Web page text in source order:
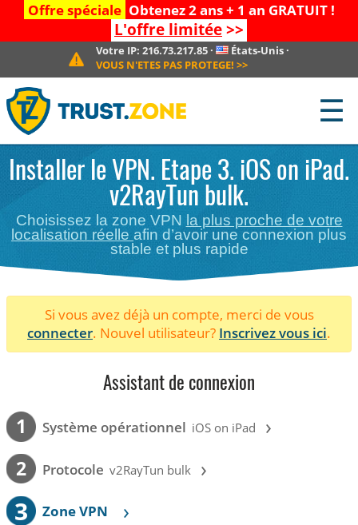
Offre spéciale Obtenez 2 ans + 1 an GRATUIT !
L'offre limitée>>
Votre IP:216.73.217.85 · États-Unis·
VOUS N'ETES PAS PROTEGE! >>
☰
Installer le VPN. Etape 3. iOS on iPad.
v2RayTun bulk.
Choisissez la zone VPN la plus proche de votre
localisation réelle afin d’avoir une connexion plus
stable et plus rapide
Si vous avez déjà un compte, merci de vous
connecter. Nouvel utilisateur? Inscrivez vous ici.
Assistant de connexion
1 Système opérationnel iOS on iPad ›
2 Protocole v2RayTun bulk ›
3 Zone VPN ›